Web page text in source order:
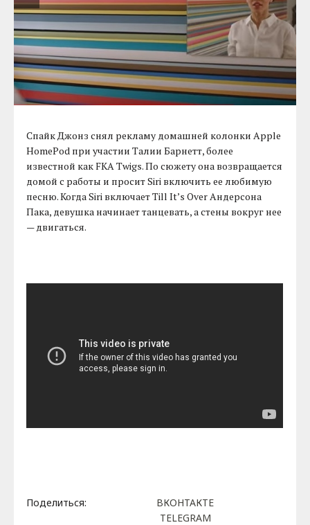
Спайк Джонз снял рекламу домашней колонки Apple
HomePod при участии Талии Барнетт, более
известной как FKA Twigs. По сюжету она возвращается
домой с работы и просит Siri включить ее любимую
песню. Когда Siri включает Till It’s Over Андерсона
Пака, девушка начинает танцевать, а стены вокруг нее
— двигаться.
Поделиться:
ВКОНТАКТЕ
TELEGRAM